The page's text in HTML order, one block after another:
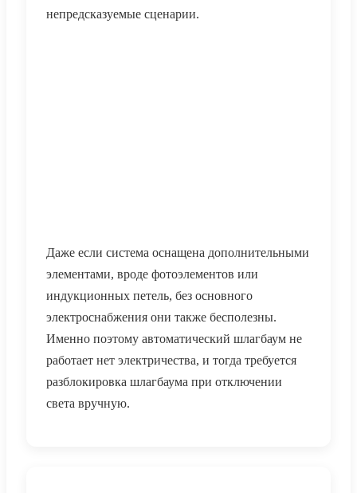
непредсказуемые сценарии.
Даже если система оснащена дополнительными
элементами, вроде фотоэлементов или
индукционных петель, без основного
электроснабжения они также бесполезны.
Именно поэтому автоматический шлагбаум не
работает нет электричества, и тогда требуется
разблокировка шлагбаума при отключении
света вручную.